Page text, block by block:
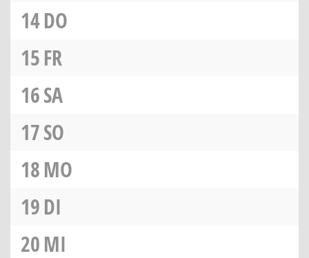
14DO
15FR
16SA
17SO
18MO
19DI
20MI